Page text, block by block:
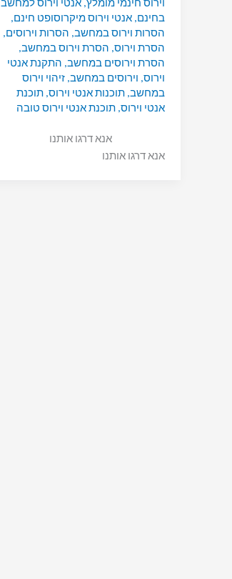
בחינם,אנטי וירוס מיקרוסופט חינם,
הסרות וירוס במחשב, הסרות וירוסים,
הסרת וירוס, הסרת וירוס במחשב,
הסרת וירוסים במחשב, התקנת אנטי
וירוס, וירוסים במחשב,זיהוי וירוס
במחשב,תוכנות אנטי וירוס,תוכנת
אנטי וירוס,תוכנת אנטי וירוס טובה
אנא דרגו אותנו
אנא דרגו אותנו